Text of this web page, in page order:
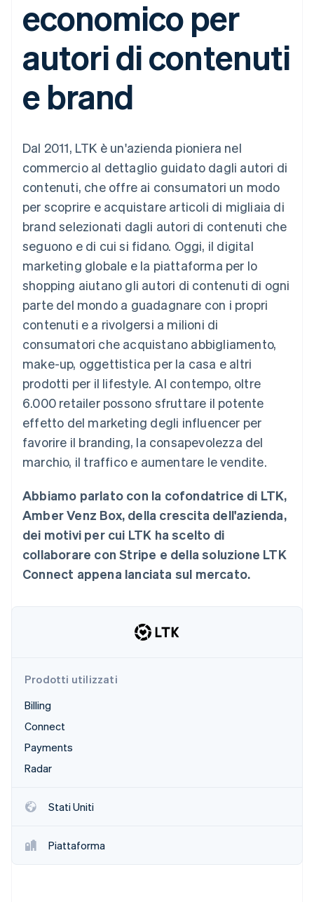
flessibile
Metodi di
pagamento
oltre 125
Terminal
persona
Authorization
ottimizzata
Pagamento
accelerato
Connections
Conti finanziari
della contabilità
Stripe Sigma
personalizzati
Data Pipeline
Altro
Product roadmap
Scopri cosa ti aspetta
Radar
Prevenzione delle frodi
Atlas
Costituzione di start-up
Rimozione del carbonio
Identity
Verifica online dell'identità
Stripe Sessions 2026
Scopri come Stripe sta costruendo l'infrastruttura
Guarda ora
Gestione del denaro
Piattaforme
SaaS
Per settore
Gaming
Ospitalità, viaggi e
tempo libero
Assicurazione
intrattenimento
Organizzazioni non
profit
Servizi professionali
Pubblica
amministrazione
Commercio al dettaglio
Ecosistema
Partner
Stripe App Marketplace
Gestire gli
abbonamenti
Offrire addebiti in base
all'utilizzo
Emettere carte
garantite da stablecoin
Esegui il provisioning e
gestisci i servizi con gli
Risorse
Integrazioni app
Esempi di codice
Blog per sviluppatori
Stato dell'API
Roadmap del prodotto
Conferenza annuale
Sessions
Lavora con noi
Sala stampa
Stripe Press
Contattaci
Diventa nostro partner
economico per
autori di contenuti
e brand
Dal 2011, LTK è un'azienda pioniera nel
commercio al dettaglio guidato dagli autori di
contenuti, che offre ai consumatori un modo
per scoprire e acquistare articoli di migliaia di
brand selezionati dagli autori di contenuti che
seguono e di cui si fidano. Oggi, il digital
marketing globale e la piattaforma per lo
shopping aiutano gli autori di contenuti di ogni
parte del mondo a guadagnare con i propri
contenuti e a rivolgersi a milioni di
consumatori che acquistano abbigliamento,
make-up, oggettistica per la casa e altri
prodotti per il lifestyle. Al contempo, oltre
6.000 retailer possono sfruttare il potente
effetto del marketing degli influencer per
favorire il branding, la consapevolezza del
marchio, il traffico e aumentare le vendite.
Abbiamo parlato con la cofondatrice di LTK,
Amber Venz Box, della crescita dell'azienda,
dei motivi per cui LTK ha scelto di
collaborare con Stripe e della soluzione LTK
Connect appena lanciata sul mercato.
Prodotti utilizzati
Billing
Connect
Payments
Radar
Stati Uniti
Piattaforma